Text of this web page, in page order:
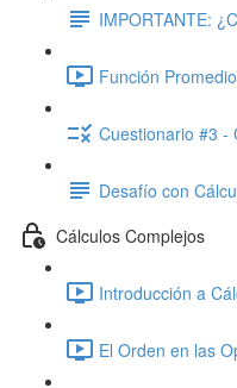
IMPORTANTE:
Función
Cuestionario #3 -
Desafío con
Cálculos Complejos
Introducción a
El Orden en las